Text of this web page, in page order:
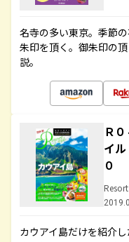
名寺の多い東京。季節
朱印を頂く。御朱印の
説。
Ｒ
イ
０
カウアイ島だけを紹介